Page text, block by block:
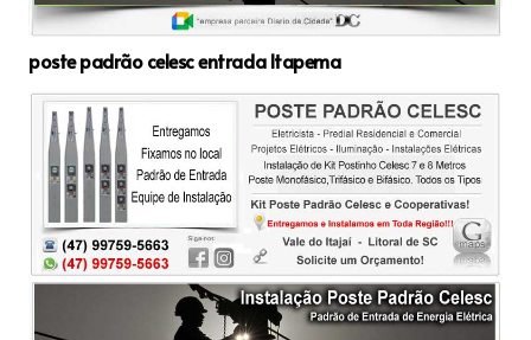
poste padrão celesc entrada Itapema